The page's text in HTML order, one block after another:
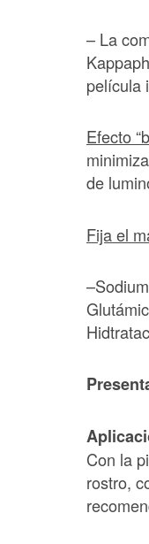
– La
película
Efecto
de
Fija el
–
Con la
rostro,